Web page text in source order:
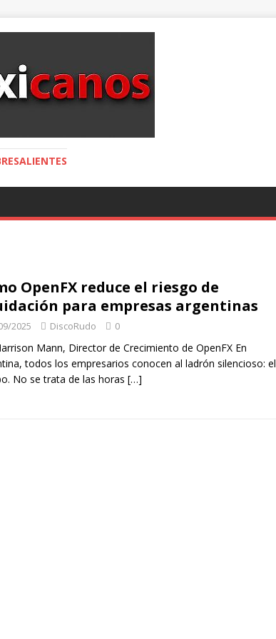
OpenFX reduce el riesgo de
para empresas argentinas
2025 DiscoRudo 0
Mann, Director de Crecimiento de OpenFX En
todos los empresarios conocen al ladrón silencioso: el
No se trata de las horas […]